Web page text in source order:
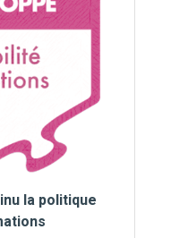
la politique